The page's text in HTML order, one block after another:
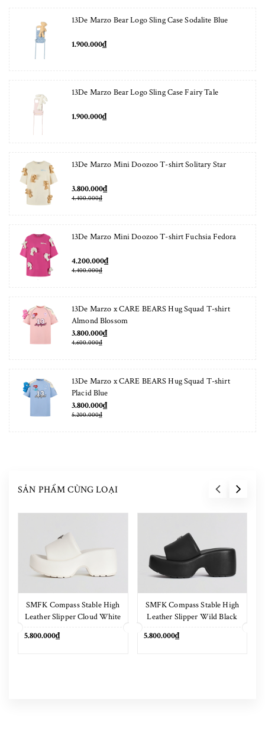
13De Marzo Bear Logo Sling Case Sodalite Blue
1.900.000₫
13De Marzo Bear Logo Sling Case Fairy Tale
1.900.000₫
13De Marzo Mini Doozoo T-shirt Solitary Star
3.800.000₫
4.400.000₫
13De Marzo Mini Doozoo T-shirt Fuchsia Fedora
4.200.000₫
4.400.000₫
13De Marzo x CARE BEARS Hug Squad T-shirt
Almond Blossom
3.800.000₫
4.600.000₫
13De Marzo x CARE BEARS Hug Squad T-shirt
Placid Blue
3.800.000₫
5.200.000₫
SẢN PHẨM CÙNG LOẠI
SMFK Compass Stable High
Leather Slipper Cloud White
5.800.000₫
SMFK Compass Stable High
Leather Slipper Wild Black
5.800.000₫